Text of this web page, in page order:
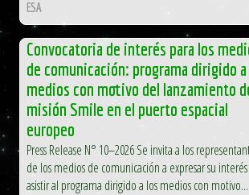
ESA
Convocatoria de interés para los
de comunicación: programa dirigido
medios con motivo del lanzamiento
misión Smile en el puerto espacial
europeo
Press Release N° 10–2026 Se invita a los
de los medios de comunicación a expresar su
asistir al programa dirigido a los medios con motivo...